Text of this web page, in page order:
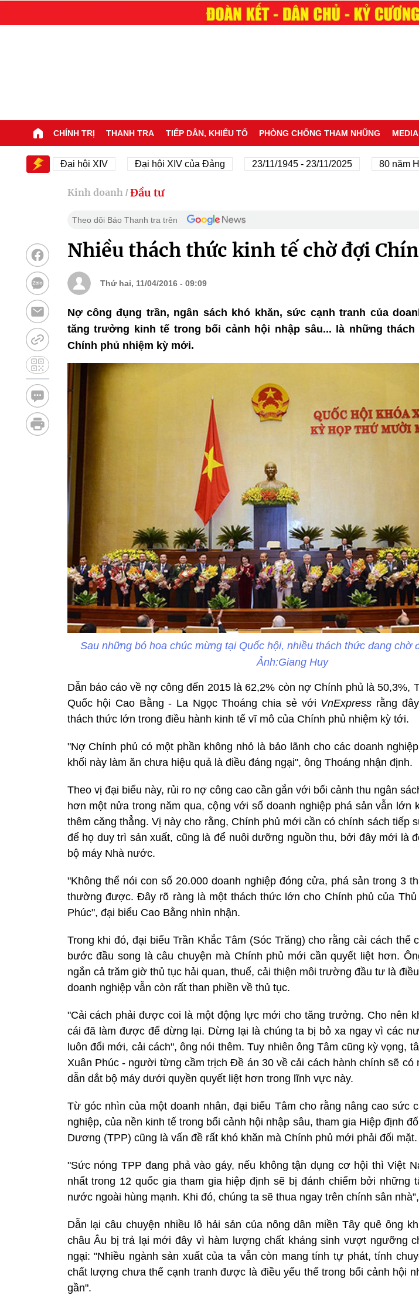
CHÍNH TRỊ THANH TRA TIẾP DÂN, KHIẾU TỐ PHÒNG CHỐNG THAM NHŨNG MEDIA
Đại hội XIV Đại hội XIV của Đảng 23/11/1945 - 23/11/2025 80 năm
Kinh doanh / Đầu tư
Theo dõi Báo Thanh tra trên
Nhiều thách thức kinh tế chờ đợi
Thứ hai, 11/04/2016 - 09:09
Nợ công đụng trần, ngân sách khó khăn, sức cạnh tranh của
tăng trưởng kinh tế trong bối cảnh hội nhập sâu... là những
Chính phủ nhiệm kỳ mới.
Sau những bó hoa chúc mừng tại Quốc hội, nhiều thách thức đang chờ
Ảnh:Giang Huy
Dẫn báo cáo về nợ công đến 2015 là 62,2% còn nợ Chính phủ là 50,3%,
Quốc hội Cao Bằng - La Ngọc Thoáng chia sẻ với VnExpress rằng
thách thức lớn trong điều hành kinh tế vĩ mô của Chính phủ nhiệm kỳ tới.
"Nợ Chính phủ có một phần không nhỏ là bảo lãnh cho các doanh
khối này làm ăn chưa hiệu quả là điều đáng ngại", ông Thoáng nhận định.
Theo vị đại biểu này, rủi ro nợ công cao cần gắn với bối cảnh thu ngân
hơn một nửa trong năm qua, cộng với số doanh nghiệp phá sản vẫn lớn
thêm căng thẳng. Vị này cho rằng, Chính phủ mới cần có chính sách tiếp
để họ duy trì sản xuất, cũng là để nuôi dưỡng nguồn thu, bởi đây mới là
bộ máy Nhà nước.
"Không thể nói con số 20.000 doanh nghiệp đóng cửa, phá sản trong 3
thường được. Đây rõ ràng là một thách thức lớn cho Chính phủ của
Phúc", đại biểu Cao Bằng nhìn nhận.
Trong khi đó, đại biểu Trần Khắc Tâm (Sóc Trăng) cho rằng cải cách thể
bước đầu song là câu chuyện mà Chính phủ mới cần quyết liệt hơn.
ngắn cả trăm giờ thủ tục hải quan, thuế, cải thiện môi trường đầu tư là
doanh nghiệp vẫn còn rất than phiền về thủ tục.
"Cải cách phải được coi là một động lực mới cho tăng trưởng. Cho nên
cái đã làm được để dừng lại. Dừng lại là chúng ta bị bỏ xa ngay vì các
luôn đổi mới, cải cách", ông nói thêm. Tuy nhiên ông Tâm cũng kỳ vọng,
Xuân Phúc - người từng cầm trịch Đề án 30 về cải cách hành chính sẽ có
dẫn dắt bộ máy dưới quyền quyết liệt hơn trong lĩnh vực này.
Từ góc nhìn của một doanh nhân, đại biểu Tâm cho rằng nâng cao sức
nghiệp, của nền kinh tế trong bối cảnh hội nhập sâu, tham gia Hiệp định
Dương (TPP) cũng là vấn đề rất khó khăn mà Chính phủ mới phải đối mặt.
"Sức nóng TPP đang phả vào gáy, nếu không tận dụng cơ hội thì Việt
nhất trong 12 quốc gia tham gia hiệp định sẽ bị đánh chiếm bởi những
nước ngoài hùng mạnh. Khi đó, chúng ta sẽ thua ngay trên chính sân
Dẫn lại câu chuyện nhiều lô hải sản của nông dân miền Tây quê ông
châu Âu bị trả lại mới đây vì hàm lượng chất kháng sinh vượt ngưỡng
ngại: "Nhiều ngành sản xuất của ta vẫn còn mang tính tự phát, tính
chất lượng chưa thể cạnh tranh được là điều yếu thế trong bối cảnh hội
gần".